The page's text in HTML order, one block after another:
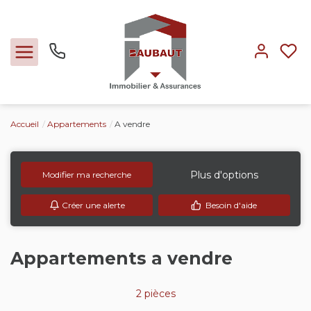
Locations
Expertise
Nos métiers
Accueil Appartements A vendre
Modifier ma recherche Plus d'options
Créer une alerte Besoin d'aide
Appartements a vendre
2 pièces